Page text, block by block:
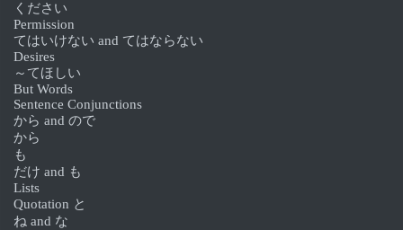
ください
Permission
てはいけない and てはならない
Desires
～てほしい
But Words
Sentence Conjunctions
から and ので
から
も
だけ and も
Lists
Quotation と
ね and な